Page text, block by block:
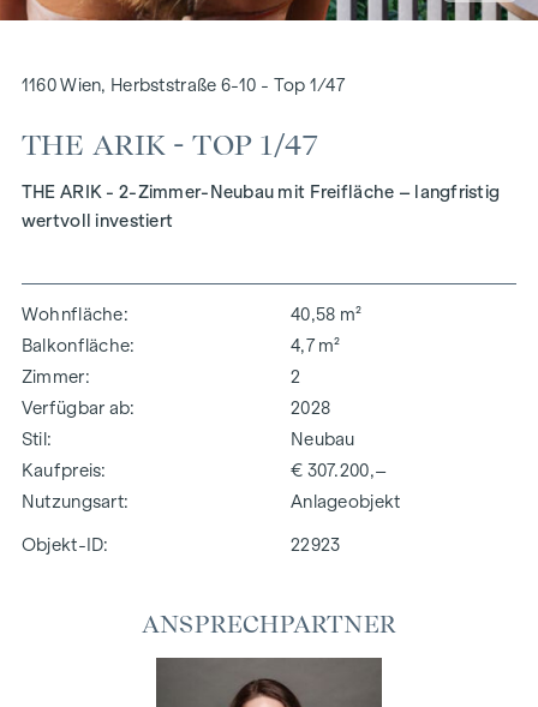
1160 Wien, Herbststraße 6-10 - Top 1/47
THE ARIK - TOP 1/47
THE ARIK - 2-Zimmer-Neubau mit Freifläche – langfristig
wertvoll investiert
Wohnfläche
40,58 m²
Balkonfläche
4,7 m²
Zimmer
2
Verfügbar ab
2028
Stil
Neubau
Kaufpreis
€ 307.200,–
Nutzungsart
Anlageobjekt
Objekt-ID: 22923
ANSPRECHPARTNER